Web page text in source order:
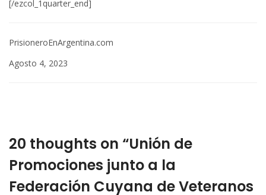
[/ezcol_1quarter_end]
PrisioneroEnArgentina.com
Agosto 4, 2023
20 thoughts on “Unión de
Promociones junto a la
Federación Cuyana de Veteranos